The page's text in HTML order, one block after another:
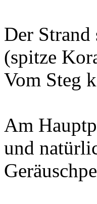
Der
(spitze
Vom Steg
Am
und